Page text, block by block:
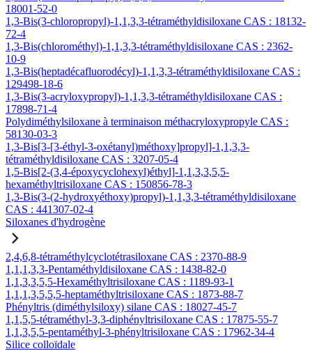
18001-52-0
1,3-Bis(3-chloropropyl)-1,1,3,3-tétraméthyldisiloxane CAS : 18132-
72-4
1,3-Bis(chlorométhyl)-1,1,3,3-tétraméthyldisiloxane CAS : 2362-
10-9
1,3-Bis(heptadécafluorodécyl)-1,1,3,3-tétraméthyldisiloxane CAS :
129498-18-6
1,3-Bis(3-acryloxypropyl)-1,1,3,3-tétraméthyldisiloxane CAS :
17898-71-4
Polydiméthylsiloxane à terminaison méthacryloxypropyle CAS :
58130-03-3
1,3-Bis[3-[3-éthyl-3-oxétanyl)méthoxy]propyl]-1,1,3,3-
tétraméthyldisiloxane CAS : 3207-05-4
1,5-Bis[2-(3,4-époxycyclohexyl)éthyl]-1,1,3,3,5,5-
hexaméthyltrisiloxane CAS : 150856-78-3
1,3-Bis(3-(2-hydroxyéthoxy)propyl)-1,1,3,3-tétraméthyldisiloxane
CAS : 441307-02-4
Siloxanes d'hydrogène
2,4,6,8-tétraméthylcyclotétrasiloxane CAS : 2370-88-9
1,1,1,3,3-Pentaméthyldisiloxane CAS : 1438-82-0
1,1,3,3,5,5-Hexaméthyltrisiloxane CAS : 1189-93-1
1,1,1,3,5,5,5-heptaméthyltrisiloxane CAS : 1873-88-7
Phényltris (diméthylsiloxy) silane CAS : 18027-45-7
1,1,5,5-tétraméthyl-3,3-diphényltrisiloxane CAS : 17875-55-7
1,1,3,5,5-pentaméthyl-3-phényltrisiloxane CAS : 17962-34-4
Silice colloïdale